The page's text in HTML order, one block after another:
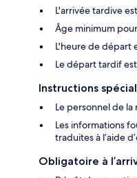
L'arrivée tardive
Âge minimum
L'heure de départ
Le départ tardif
Instructions
Le personnel de
Les informations
traduites à l’aide
Obligatoire à